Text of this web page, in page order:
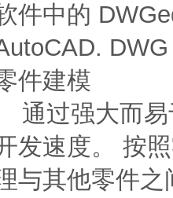
件中的
件建模
通过强大而易
发速度。 按
与其他零件